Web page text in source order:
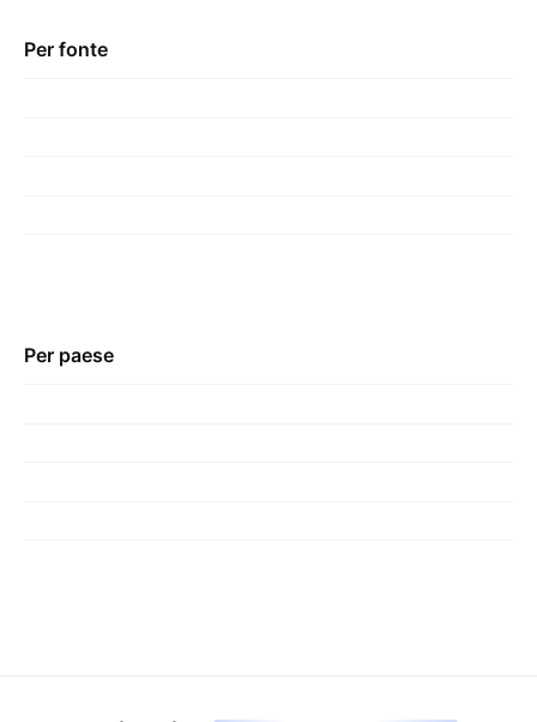
contributo maggiore è venuto da Europa, che lo
Per fonte
Per paese